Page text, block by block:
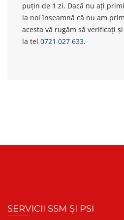
puțin de 1 zi. Dacă nu ați
la noi înseamnă că nu am
acesta vă rugăm să verificați
la tel 0721 027 633.
SERVICII SSM ȘI PSI